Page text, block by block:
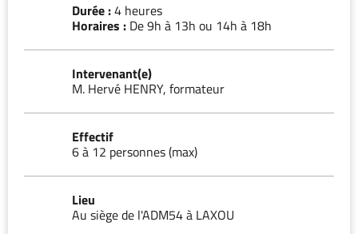
Durée :4 heures
Horaires : De 9h à 13h ou 14h à 18h
Intervenant(e)
M. Hervé HENRY, formateur
Effectif
6 à 12 personnes (max)
Lieu
Au siège de l'ADM54 à LAXOU